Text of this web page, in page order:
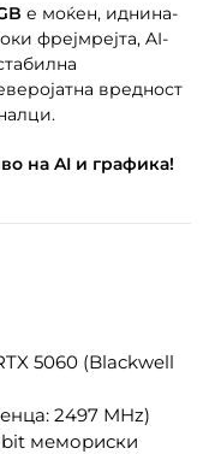
е моќен, иднина-
фрејмрејта, AI-
вредност
на AI и графика!
5060 (Blackwell
2497 MHz)
bit мемориски